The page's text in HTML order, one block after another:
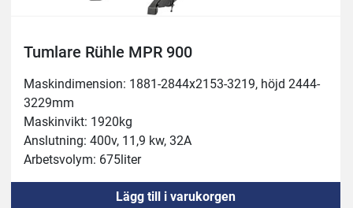
Tumlare Rühle MPR 900
Maskindimension: 1881-2844x2153-3219, höjd 2444-
3229mm
Maskinvikt: 1920kg
Anslutning: 400v, 11,9 kw, 32A
Arbetsvolym: 675liter
Behållare: 900liter
Köldmedel: R452ALägg till i varukorgen